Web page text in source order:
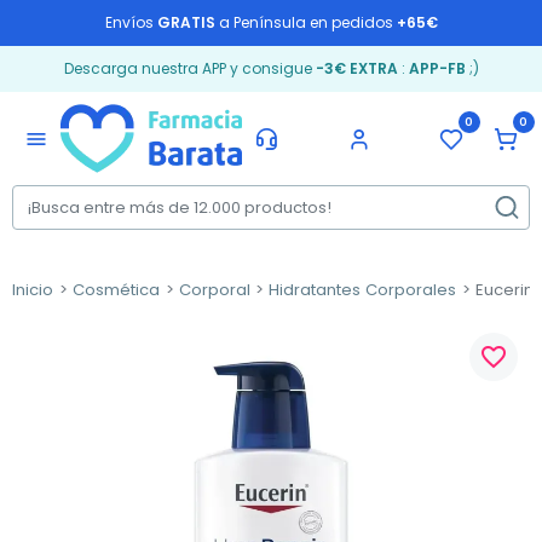
Envíos GRATIS a Península en pedidos +65€
Descarga nuestra APP y consigue -3€ EXTRA: APP-FB ;)
menu
0 0
Inicio Cosmética Corporal Hidratantes Corporales Eucerin
favorite_border